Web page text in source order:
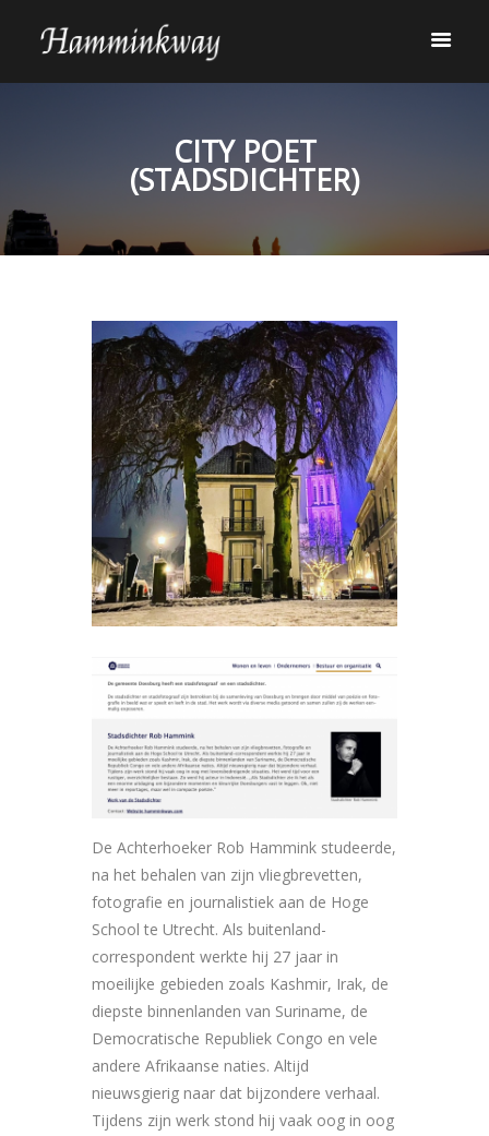
CITY POET
(STADSDICHTER)
De Achterhoeker Rob Hammink studeerde,
na het behalen van zijn vliegbrevetten,
fotografie en journalistiek aan de Hoge
School te Utrecht. Als buitenland-
correspondent werkte hij 27 jaar in
moeilijke gebieden zoals Kashmir, Irak, de
diepste binnenlanden van Suriname, de
Democratische Republiek Congo en vele
andere Afrikaanse naties. Altijd
nieuwsgierig naar dat bijzondere verhaal.
Tijdens zijn werk stond hij vaak oog in oog